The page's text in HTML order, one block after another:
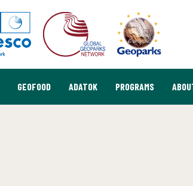
GEOFOOD ADATOK PROGRAMS